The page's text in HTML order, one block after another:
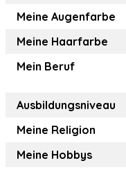
Meine Augenfarbe
Meine Haarfarbe
Mein Beruf
Ausbildungsniveau
Meine Religion
Meine Hobbys